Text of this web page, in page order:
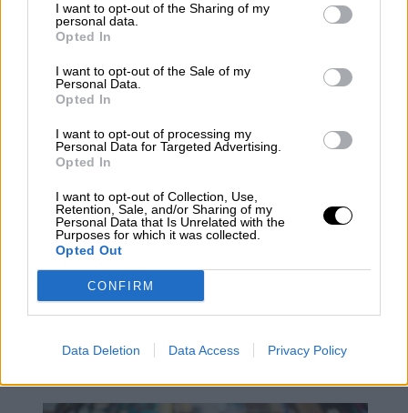
I want to opt-out of the Sharing of my
personal data.
Opted In
I want to opt-out of the Sale of my
Personal Data.
Opted In
I want to opt-out of processing my
Personal Data for Targeted Advertising.
Opted In
I want to opt-out of Collection, Use,
Retention, Sale, and/or Sharing of my
Personal Data that Is Unrelated with the
Purposes for which it was collected.
Opted Out
CONFIRM
Data Deletion Data Access Privacy Policy
Querida Concha
Mala